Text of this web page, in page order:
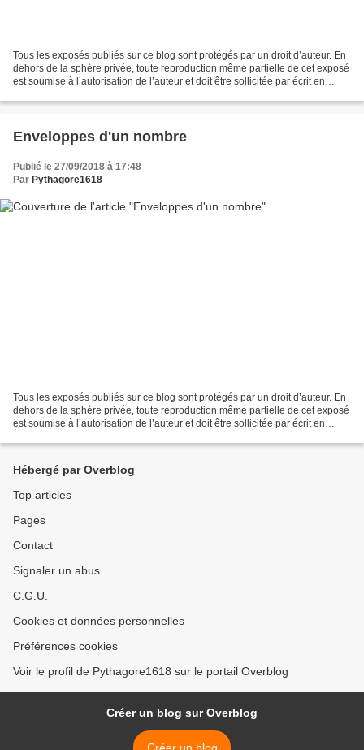
Tous les exposés publiés sur ce blog sont protégés par un droit d’auteur. En
dehors de la sphère privée, toute reproduction même partielle de cet exposé
est soumise à l’autorisation de l’auteur et doit être sollicitée par écrit en
Enveloppes d'un nombre
Publié le 27/09/2018 à 17:48
Par Pythagore1618
Tous les exposés publiés sur ce blog sont protégés par un droit d’auteur. En
dehors de la sphère privée, toute reproduction même partielle de cet exposé
est soumise à l’autorisation de l’auteur et doit être sollicitée par écrit en
Hébergé par Overblog
Top articles
Pages
Contact
Signaler un abus
C.G.U.
Cookies et données personnelles
Préférences cookies
Voir le profil de Pythagore1618 sur le portail Overblog
Créer un blog sur Overblog